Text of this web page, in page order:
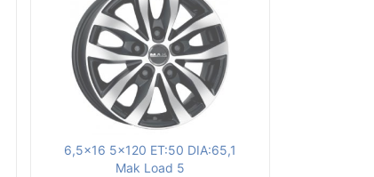
6,5x16 5x120 ET:50 DIA:65,1
Mak Load 5